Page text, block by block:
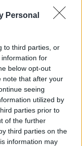
Personal
to third parties, or
for
below opt-out
note that after your
seeing
utilized by
parties prior to
of the further
third parties on the
information may
ADVENTI
amiket szeretnek.
VISEL
furák lesznek
IS
PATRIK